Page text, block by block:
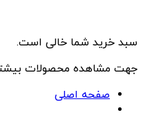
سبد خرید شما خالی است.
جهت مشاهده محصولات
صفحه اصلی